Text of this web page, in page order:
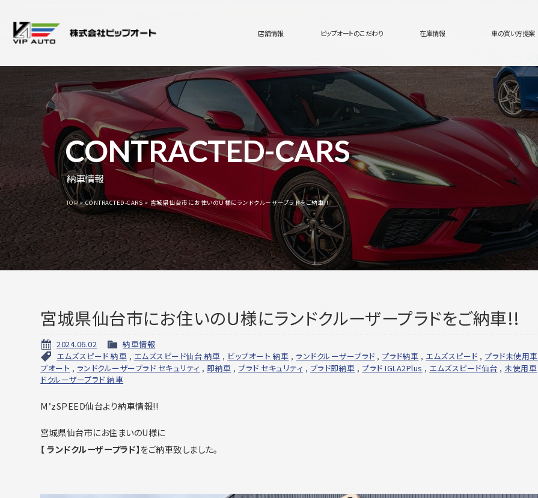
店舗情報 ビップオートのこだわり 在庫情報 車の買い方提案
CONTRACTED-CARS
納車情報
TOP CONTRACTED-CARS 宮城県仙台市にお住いのＵ様にランドクルーザープラドをご納車!!
宮城県仙台市にお住いのＵ様にランドクルーザープラドをご納車!!
2024.06.02
納車情報
エムズスピード 納車 , エムズスピード仙台 納車 , ビップオート 納車 ,ランドクルーザープラド , プラド納車 , エムズスピード , プラド未使用車
プオート , ランドクルーザープラド セキュリティ , 即納車 , プラド セキュリティ , プラド即納車 , プラド IGLA2Plus , エムズスピード仙台 , 未使用車
ドクルーザープラド 納車
M’zSPEED仙台より納車情報!!
宮城県仙台市にお住まいのU様に
【 ランドクルーザープラド】をご納車致しました。